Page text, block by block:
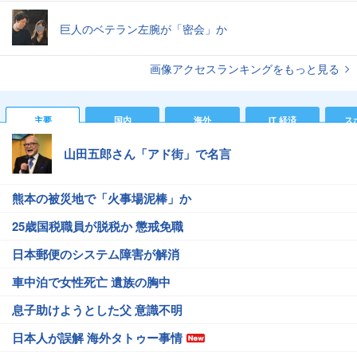
巨人のベテラン左腕が「密会」か
画像アクセスランキングをもっと見る
主要 国内 海外 IT 経済 ス
山田五郎さん「アド街」で名言
熊本の被災地で「火事場泥棒」か
25歳国税職員が脱税か 懲戒免職
日本郵便のシステム障害が解消
車中泊で女性死亡 遺族の胸中
息子助けようとした父 意識不明
日本人が誤解 海外タトゥー事情